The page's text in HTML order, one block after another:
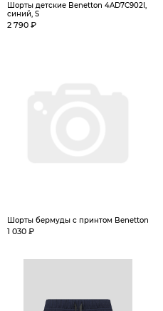
Шорты детские Benetton 4AD7C902I,
синий, S
2 790 ₽
Шорты бермуды с принтом Benetton
1 030 ₽